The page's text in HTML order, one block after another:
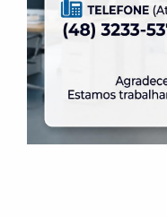
23 de julho de 2026
O Torneio de
PróTênis 2026
Venha para o